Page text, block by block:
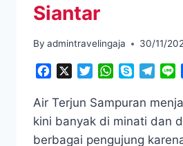
Siantar
By admintravelingaja 30/11/
FacebookTwitterWhatsApp
Skype
Air Terjun Sampuran
kini banyak di minati dan
berbagai pengujung